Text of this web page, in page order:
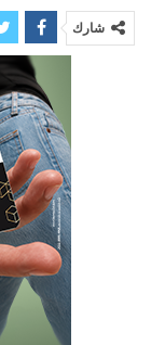
شارك